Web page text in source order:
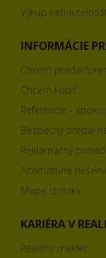
Výkup
INFORMÁCIE
Chcem predať/
Chcem kúpiť
Referencie -
Bezpečný predaj
Reklamačný
Alternatívne
Mapa stránky
KARIÉRA V
Realitný maklér